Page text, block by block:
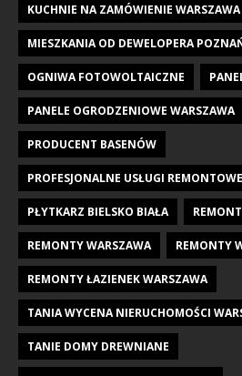
KUCHNIE NA ZAMÓWIENIE WARSZAWA
MIESZKANIA OD DEWELOPERA
OGNIWA FOTOWOLTAICZNE
PANELE OGRODZENIOWE WARSZAWA
PRODUCENT BASENÓW
PROFESJONALNE USŁUGI
PŁYTKARZ BIELSKO BIAŁA
REMONTY WARSZAWA REMONTY
REMONTY ŁAZIENEK WARSZAWA
TANIA WYCENA NIERUCHOMOŚCI
TANIE DOMY DREWNIANE